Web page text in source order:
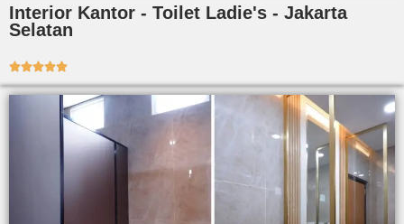
Interior Kantor - Toilet Ladie's - Jakarta
Selatan
